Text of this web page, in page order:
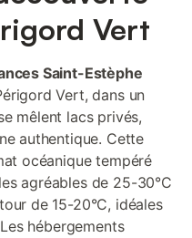
Vert
Saint-Estèphe
Vert, dans un
mêlent lacs privés,
authentique. Cette
océanique tempéré
agréables de 25-30°C
de 15-20°C, idéales
hébergements